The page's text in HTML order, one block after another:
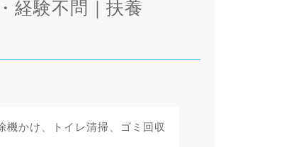
経験不問｜扶養
機かけ、トイレ清掃、ゴミ回収